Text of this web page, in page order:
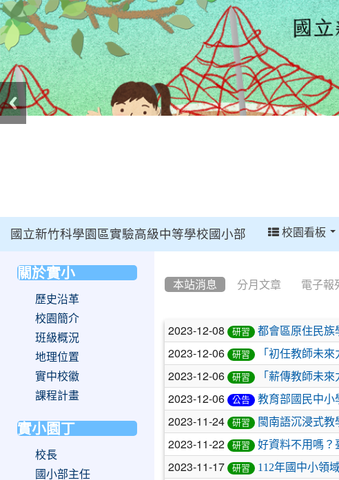
國立新竹科學園區實驗高級中等學校國小部 校園看板
本站消息 分月文章 電子報
文
章
列
表
2023-12-08 研習 都會區原住民族
2023-12-06 研習 「初任教師未
2023-12-06 研習 「薪傳教師未
2023-12-06 公告 教育部國民中小
2023-11-24 研習 閩南語沉浸式
2023-11-22 研習 好資料不用嗎？
2023-11-17 研習 112年國中小領
關於實小
歷史沿革
校園簡介
班級概況
地理位置
實中校徽
課程計畫
實小園丁
校長
國小部主任